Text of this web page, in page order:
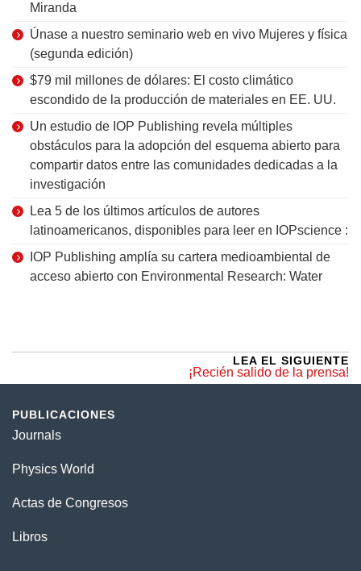
Miranda
Únase a nuestro seminario web en vivo Mujeres y física
(segunda edición)
$79 mil millones de dólares: El costo climático
escondido de la producción de materiales en EE. UU.
Un estudio de IOP Publishing revela múltiples
obstáculos para la adopción del esquema abierto para
compartir datos entre las comunidades dedicadas a la
investigación
Lea 5 de los últimos artículos de autores
latinoamericanos, disponibles para leer en IOPscience :
IOP Publishing amplía su cartera medioambiental de
acceso abierto con Environmental Research: Water
LEA EL SIGUIENTE
¡Recién salido de la prensa!
PUBLICACIONES
Journals
Physics World
Actas de Congresos
Libros